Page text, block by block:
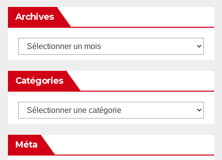
Archives
Archives
Catégories
Catégories
Méta